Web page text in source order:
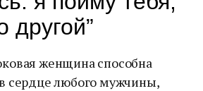
другой”
женщина способна
сердце любого мужчины,